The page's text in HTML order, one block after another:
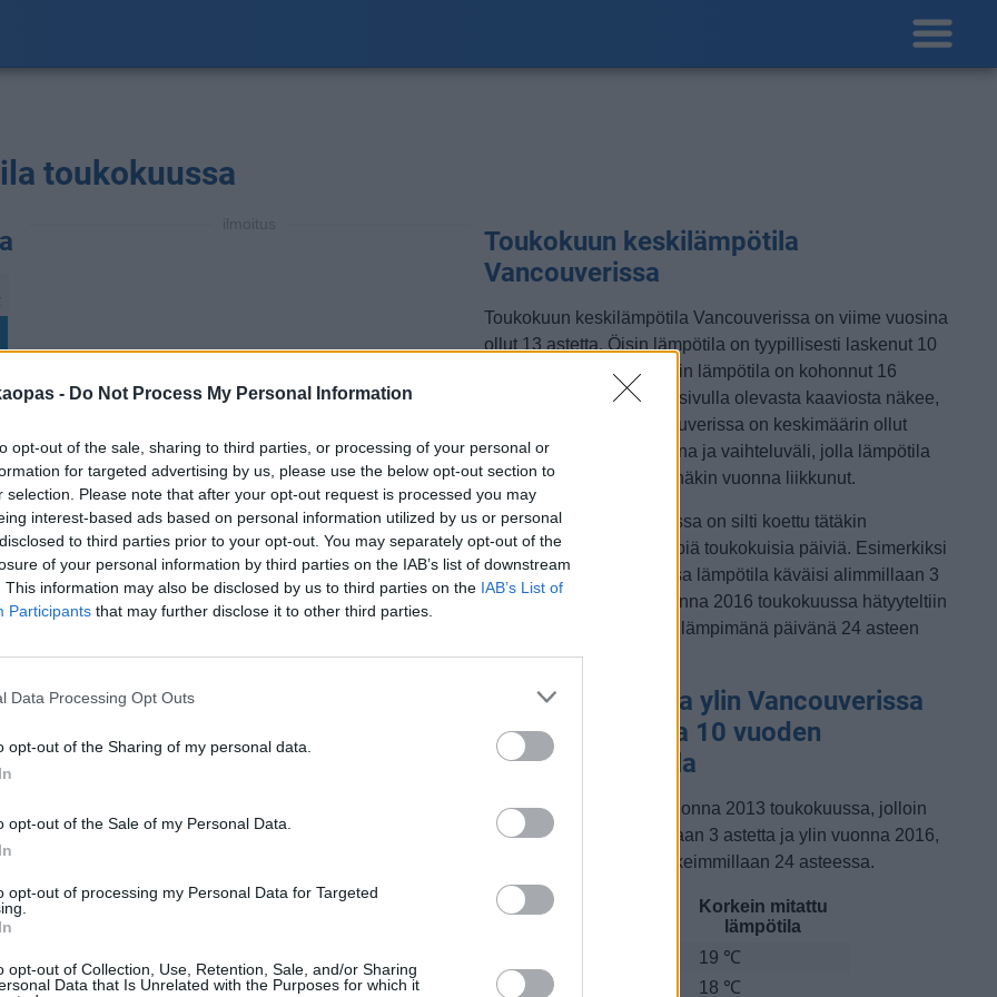
- Do Not Process My Personal Information
opt-out of the sale, sharing to third parties, or processing of your personal or
for targeted advertising by us, please use the below opt-out section to
selection. Please note that after your opt-out request is processed you may
interest-based ads based on personal information utilized by us or personal
to third parties prior to your opt-out. You may separately opt-out of the
of your personal information by third parties on the IAB’s list of downstream
This information may also be disclosed by us to third parties on the IAB’s List of
Participants that may further disclose it to other third parties.
Data Processing Opt Outs
opt-out of the Sharing of my personal data.
opt-out of the Sale of my Personal Data.
opt-out of processing my Personal Data for Targeted
opt-out of Collection, Use, Retention, Sale, and/or Sharing
Data that Is Unrelated with the Purposes for which it
toukokuussa
Toukokuun keskilämpötila
Vancouverissa
Toukokuun keskilämpötila Vancouverissa on viime vuosina
ollut 13 astetta. Öisin lämpötila on tyypillisesti laskenut 10
asteen tienoille, ja päivisin lämpötila on kohonnut 16
asteen tuntumaan. Tällä sivulla olevasta kaaviosta näkee,
miten lämmin sää Vancouverissa on keskimäärin ollut
toukokuussa viime vuosina ja vaihteluväli, jolla lämpötila
tavallisina päivinä on minäkin vuonna liikkunut.
Hetkellisesti Vancouverissa on silti koettu tätäkin
kylmempiä ja lämpimämpiä toukokuisia päiviä. Esimerkiksi
vuoden 2013 toukokuussa lämpötila käväisi alimmillaan 3
asteessa ja toisaalta vuonna 2016 toukokuussa hätyyteltiin
eräänä poikkeuksellisen lämpimänä päivänä 24 asteen
lukemia.
Toukokuun keskilämpötila
tarkastelujaksolla
keskilämpötila
keskimäärin
keskimäärin
2010
2012
12 ℃ 9 ℃
15 ℃
Toukokuun alin ja ylin Vancouverissa
mitattu lämpötila 10 vuoden
tarkastelujaksolla
Alin lämpötila mitattiin vuonna 2013 toukokuussa, jolloin
lämpötila oli matalimmillaan 3 astetta ja ylin vuonna 2016,
jolloin lämpötila kävi korkeimmillaan 24 asteessa.
Vuosi
Matalin mitattu
Korkein mitattu
lämpötila
19 ℃
2011
4 ℃
18 ℃